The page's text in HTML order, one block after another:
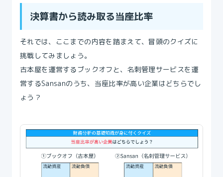
決算書から読み取る当座比率
それでは、ここまでの内容を踏まえて、冒頭のクイズに
挑戦してみましょう。
古本屋を運営するブックオフと、名刺管理サービスを運
営するSansanのうち、当座比率が高い企業はどちらでし
ょう？